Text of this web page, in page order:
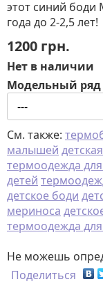
этот синий
года до 2-2,5 лет!
1200 грн.
Нет в наличии
Модельный ряд
См. также:
малышей
термоодежда
детей
детское боди
мериноса
термоодежда
Не можешь
Поделиться